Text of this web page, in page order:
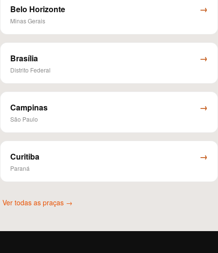
Belo Horizonte
Minas Gerais
→
Brasília
Distrito Federal
→
Campinas
São Paulo
→
Curitiba
Paraná
→
Ver todas as praças →